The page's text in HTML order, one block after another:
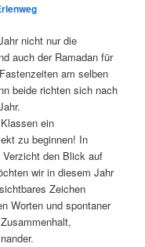
nicht nur die
auch der Ramadan für
am selben
beide richten sich nach
ein
zu beginnen! In
den Blick auf
wir in diesem Jahr
Zeichen
Worten und spontaner